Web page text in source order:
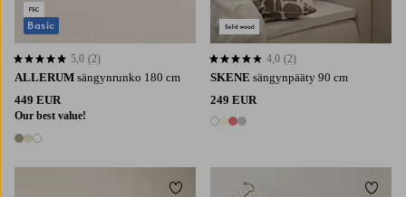
ALLERUM sängynrunko 180 cm
449 EUR
Our best value!
3 värejä
5,0 perustuen 2 arvosanaan
5,0 (2)
Basic
SKENE sängynpääty 90 cm
249 EUR
4 värejä
4,0 perustuen 2 arvosanaan
4,0 (2)
Lisää suosikkeihin Lisää